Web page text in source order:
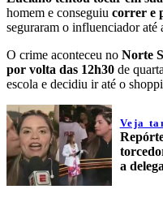
homem e conseguiu correr e
seguraram o influenciador até
O crime aconteceu no Norte
por volta das 12h30 de
escola e decidiu ir até o
Veja
a